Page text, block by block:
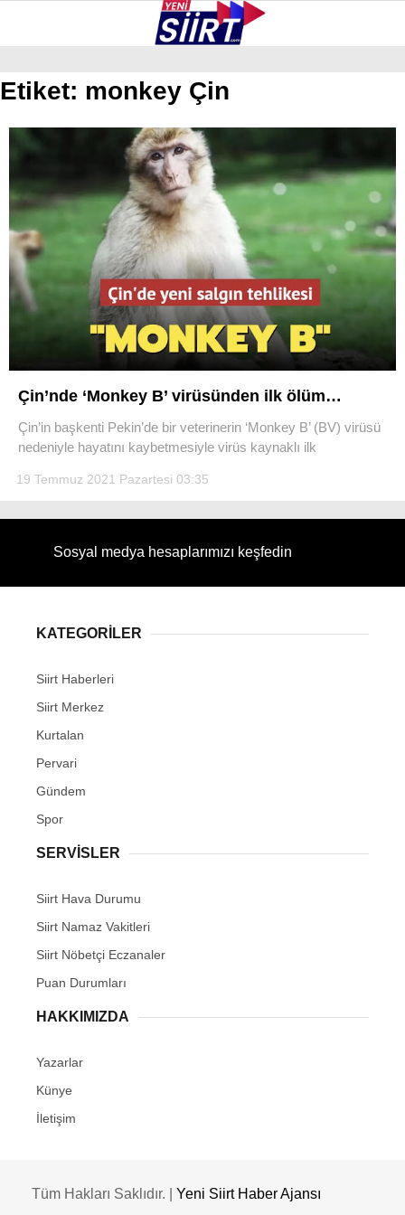
GALERİ VİDEO YAZARLAR
KURTALAN
PERVARI
ŞIRVAN
NÖBETÇI ECZANELER
Etiket: monkey Çin
Çin’nde ‘Monkey B’ virüsünden ilk ölüm…
Çin’in başkenti Pekin’de bir veterinerin ‘Monkey B’ (BV) virüsü
nedeniyle hayatını kaybetmesiyle virüs kaynaklı ilk
19 Temmuz 2021 Pazartesi 03:35
Sosyal medya hesaplarımızı keşfedin
KATEGORİLER
Siirt Haberleri
Siirt Merkez
Kurtalan
Pervari
Gündem
Spor
SERVİSLER
Siirt Hava Durumu
Siirt Namaz Vakitleri
Siirt Nöbetçi Eczanaler
Puan Durumları
HAKKIMIZDA
Yazarlar
Künye
İletişim
Tüm Hakları Saklıdır. | Yeni Siirt Haber Ajansı